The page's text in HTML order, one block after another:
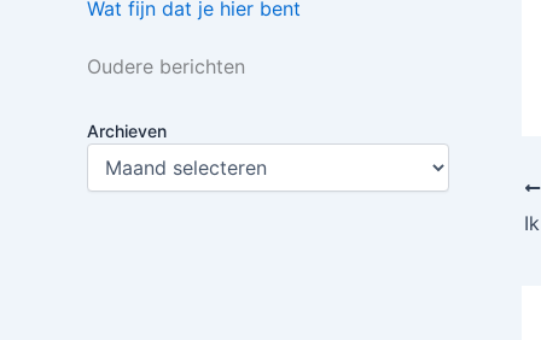
Wat fijn dat je hier bent
Oudere berichten
Archieven